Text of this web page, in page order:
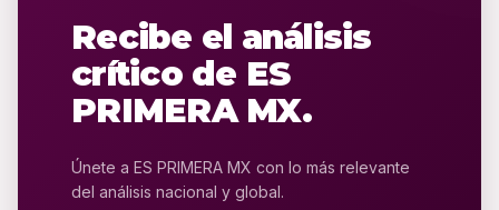
Recibe el análisis
crítico de ES
PRIMERA MX.
Únete a ES PRIMERA MX con lo más relevante
del análisis nacional y global.